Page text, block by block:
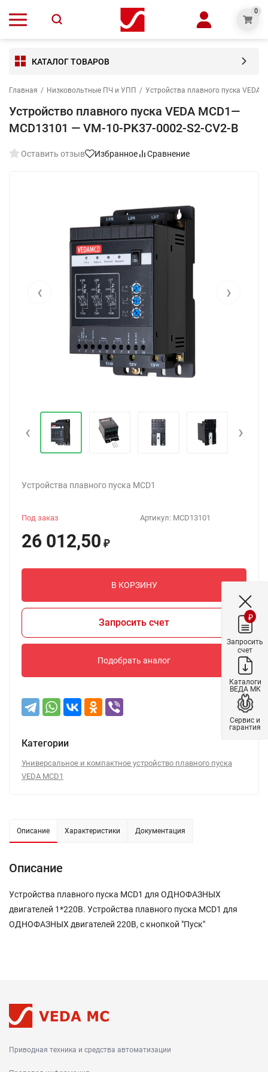
0
КАТАЛОГ ТОВАРОВ
Главная / Низковольтные ПЧ и УПП / Устройства плавного пуска VEDA
Устройство плавного пуска VEDA MCD1—
MCD13101 — VM-10-PK37-0002-S2-CV2-B
Оставить отзыв Избранное Сравнение
‹ ›
‹ ›
Устройства плавного пуска MCD1
Артикул: MCD13101
Под заказ
26 012,50 ₽
В КОРЗИНУ
Запросить счет
Подобрать аналог
Категории
Универсальное и компактное устройство плавного пуска
VEDA MCD1
Описание Характеристики Документация
Описание
Устройства плавного пуска MCD1 для ОДНОФАЗНЫХ
двигателей 1*220В. Устройства плавного пуска MCD1 для
ОДНОФАЗНЫХ двигателей 220В, с кнопкой "Пуск"
Приводная техника и средства автоматизации
₽
Запросить
счет
Каталоги
ВЕДА МК
Сервис и
гарантия